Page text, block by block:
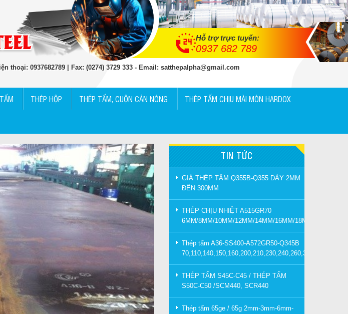
Hỗ trợ trực tuyến:
0937 682 789
thoại: 0937682789 | Fax: (0274) 3729 333 - Email: satthepalpha@gmail.com
THÉP HỘP THÉP TẤM, CUỘN CÁN NÓNG THÉP TẤM CHỊU MÀI MÒN HARDOX
TIN TỨC
GIÁ THÉP TẤM Q355B-Q355 DÀY 2MM
ĐẾN 300MM
THÉP CHỊU NHIỆT A515GR70
6MM/8MM/10MM/12MM/14MM/16MM/18MM/20MM
Thép tấm A36-SS400-A572GR50-Q345B
70,110,140,150,160,200,210,230,240,260,300mm
THÉP TẤM S45C-C45 / THÉP TẤM
S50C-C50 /SCM440, SCR440
Thép tấm 65ge / 65g 2mm-3mm-6mm-